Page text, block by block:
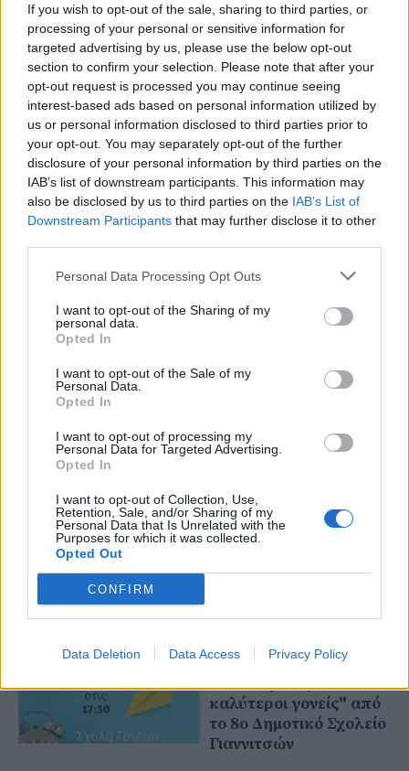
If you wish to opt-out of the sale, sharing to third parties, or
processing of your personal or sensitive information for
targeted advertising by us, please use the below opt-out
section to confirm your selection. Please note that after your
opt-out request is processed you may continue seeing
interest-based ads based on personal information utilized by
us or personal information disclosed to third parties prior to
your opt-out. You may separately opt-out of the further
disclosure of your personal information by third parties on the
IAB’s list of downstream participants. This information may
also be disclosed by us to third parties on the IAB’s List of
Downstream Participants that may further disclose it to other
Personal Data Processing Opt Outs
I want to opt-out of the Sharing of my
personal data.
Opted In
I want to opt-out of the Sale of my
Personal Data.
Opted In
I want to opt-out of processing my
Personal Data for Targeted Advertising.
Opted In
I want to opt-out of Collection, Use,
Retention, Sale, and/or Sharing of my
Personal Data that Is Unrelated with the
Purposes for which it was collected.
Opted Out
CONFIRM
Data Deletion Data Access Privacy Policy
30 Μαρτίου 2023
Αλλάζει η ημερομηνία
λήξης μαθημάτων σε
Γυμνάσια και Λύκεια
25η Μαρτίου: Πώς θα
εορτασθεί η επέτειος
Αναλυτικά η εγκύκλιος
Χρονικό από τις
17 Μαρτίου 2023
"Για να γίνουμε
καλύτεροι γονείς" από
το 8ο Δημοτικό Σχολείο
Γιαννιτσών